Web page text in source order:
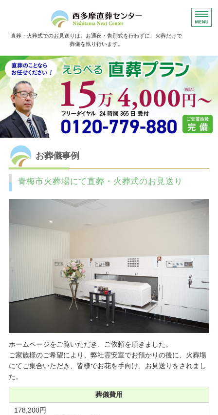
直葬・火葬式でのお見送りは、お通夜・告別式を行わずに、火葬だけで
葬儀を執り行います。
ホーム
直葬の流れ
よくあるご質問
お葬儀事例
お客様の声
お葬儀事例
青梅市火葬場にて直葬・火葬式のお見送り
ホームページをご覧いただき、ご依頼を頂きました。
ご家族様のご希望により、弊社霊安室でお預かりの後に、火葬場
にてご集合いただき、皆様でお花を手向け、お見送りをされまし
た。
葬儀費用
178,200円